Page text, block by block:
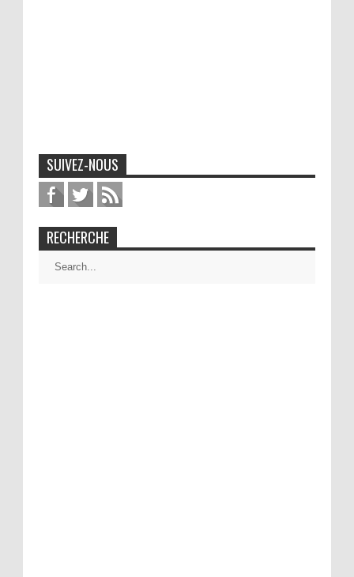
SUIVEZ-NOUS
RECHERCHE